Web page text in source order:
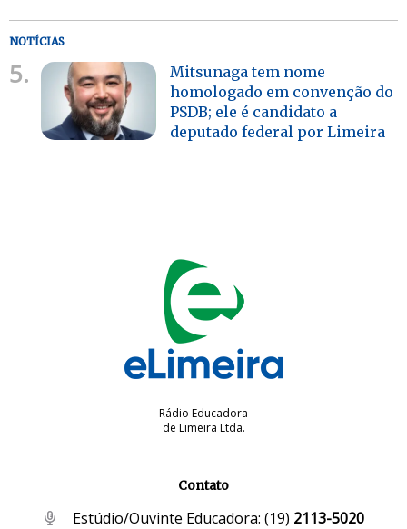
NOTÍCIAS
5.
Mitsunaga tem nome
homologado em convenção do
PSDB; ele é candidato a
deputado federal por Limeira
Rádio Educadora
de Limeira Ltda.
Contato
Estúdio/Ouvinte Educadora: (19) 2113-5020